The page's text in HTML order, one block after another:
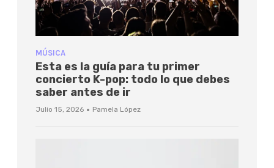
MÚSICA
Esta es la guía para tu primer
concierto K-pop: todo lo que debes
saber antes de ir
Julio 15, 2026 · Pamela López